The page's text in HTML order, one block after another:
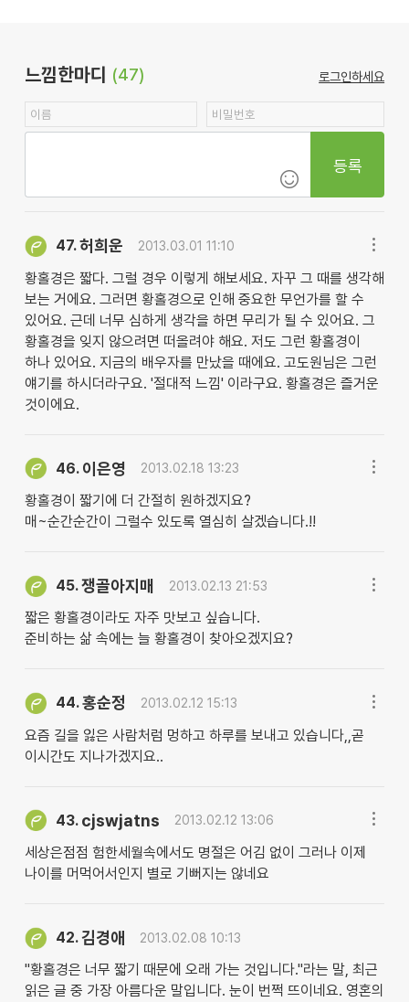
느낌한마디 (47) 로그인하세요
등록
47.허희운 2013.03.01 11:10
황홀경은 짧다. 그럴 경우 이렇게 해보세요. 자꾸 그 때를 생각해
보는 거에요. 그러면 황홀경으로 인해 중요한 무언가를 할 수
있어요. 근데 너무 심하게 생각을 하면 무리가 될 수 있어요. 그
황홀경을 잊지 않으려면 떠올려야 해요. 저도 그런 황홀경이
하나 있어요. 지금의 배우자를 만났을 때에요. 고도원님은 그런
얘기를 하시더라구요. '절대적 느낌' 이라구요. 황홀경은 즐거운
것이에요.
46. 이은영 2013.02.18 13:23
황홀경이 짧기에 더 간절히 원하겠지요?
매~순간순간이 그럴수 있도록 열심히 살겠습니다.!!
45.쟁골아지매 2013.02.13 21:53
짧은 황홀경이라도 자주 맛보고 싶습니다.
준비하는 삶 속에는 늘 황홀경이 찾아오겠지요?
44.홍순정 2013.02.12 15:13
요즘 길을 잃은 사람처럼 멍하고 하루를 보내고 있습니다,,곧
이시간도 지나가겠지요..
43. cjswjatns 2013.02.12 13:06
세상은점점 험한세월속에서도 명절은 어김 없이 그러나 이제
나이를 머먹어서인지 별로 기뻐지는 않네요
42.김경애 2013.02.08 10:13
"황홀경은 너무 짧기 때문에 오래 가는 것입니다."라는 말, 최근
읽은 글 중 가장 아름다운 말입니다. 눈이 번쩍 뜨이네요. 영혼의